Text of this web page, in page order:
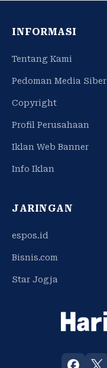
INFORMASI
Tentang Kami
Pedoman Media Siber
Copyright
Profil Perusahaan
Iklan Web Banner
Info Iklan
JARINGAN
espos.id
Bisnis.com
Star Jogja